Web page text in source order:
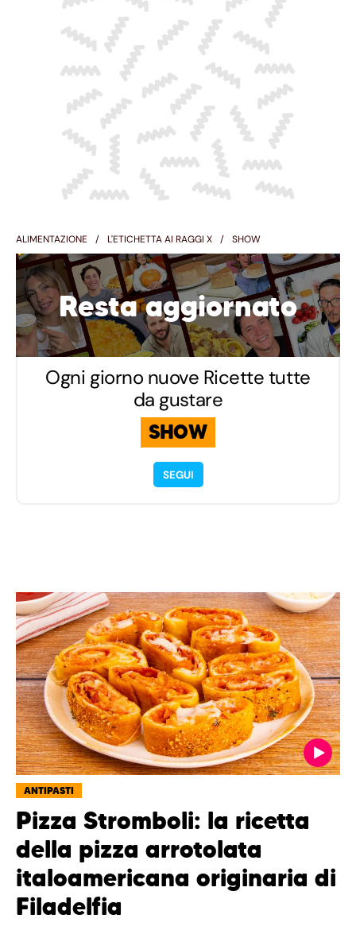
ALIMENTAZIONE L'ETICHETTA AI RAGGI X SHOW
Resta aggiornato
Ogni giorno nuove Ricette tutte
da gustare
SHOW
SEGUI
ANTIPASTI
Pizza Stromboli: la ricetta
della pizza arrotolata
italoamericana originaria di
Filadelfia